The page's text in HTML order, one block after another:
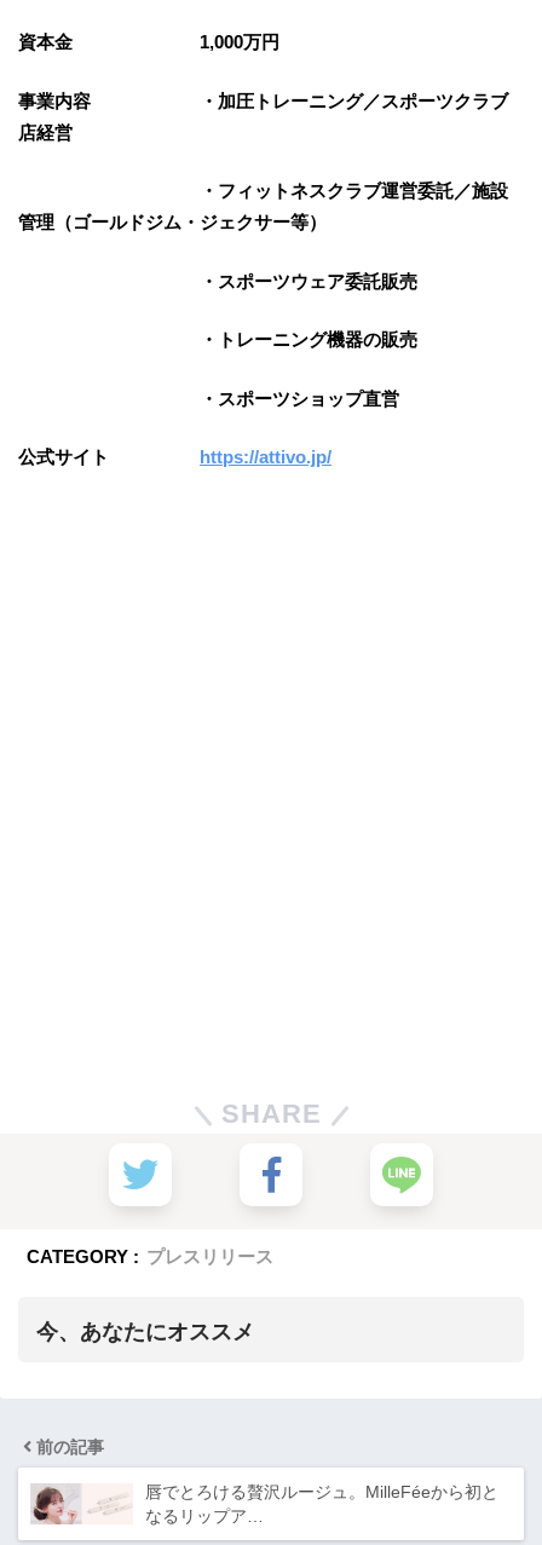
資本金 1,000万円
事業内容 ・加圧トレーニング／スポーツクラブ
店経営
・フィットネスクラブ運営委託／施設
管理（ゴールドジム・ジェクサー等）
・スポーツウェア委託販売
・トレーニング機器の販売
・スポーツショップ直営
公式サイト https://attivo.jp/
SHARE
CATEGORY : プレスリリース
今、あなたにオススメ
前の記事
唇でとろける贅沢ルージュ。MilleFéeから初と
なるリップア…